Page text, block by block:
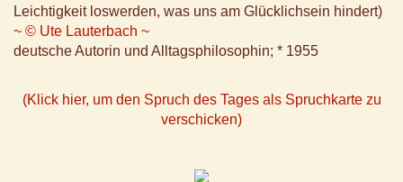
Leichtigkeit loswerden, was uns am Glücklichsein hindert)
~ © Ute Lauterbach ~
deutsche Autorin und Alltagsphilosophin; * 1955
(Klick hier, um den Spruch des Tages als Spruchkarte zu
verschicken)